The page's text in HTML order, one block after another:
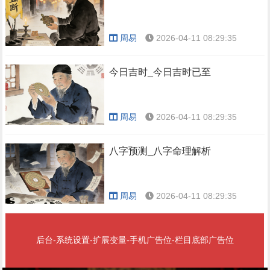
周易 2026-04-11 08:29:35
今日吉时_今日吉时已至
周易 2026-04-11 08:29:35
八字预测_八字命理解析
周易 2026-04-11 08:29:35
后台-系统设置-扩展变量-手机广告位-栏目底部广告位